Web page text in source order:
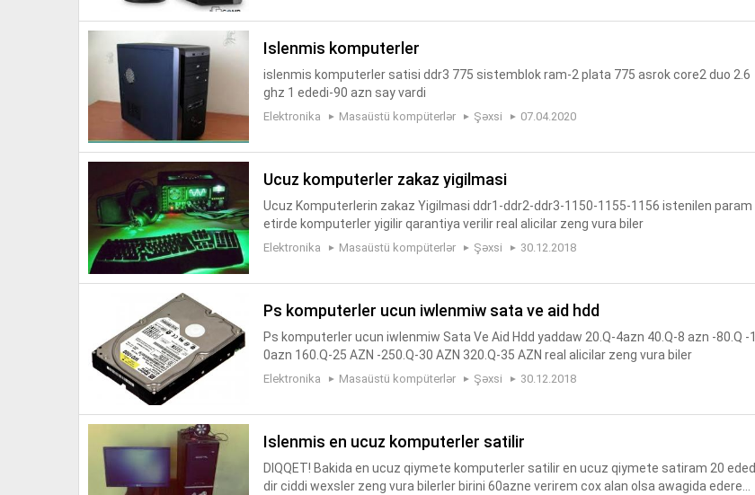
islenmis komputerler
islenmis komputerler satisi ddr3 775 sistemblok ram-2 plata 775 asrok core2 duo 2.6
ghz 1 ededi-90 azn say vardi
Elektronika Masaüstü kompüterlər Şəxsi 07.04.2020
ucuz komputerler zakaz yigilmasi
Ucuz Komputerlerin zakaz Yigilmasi ddr1-ddr2-ddr3-1150-1155-1156 istenilen param
etirde komputerler yigilir qarantiya verilir real alicilar zeng vura biler
Elektronika Masaüstü kompüterlər Şəxsi 30.12.2018
ps komputerler ucun iwlenmiw sata ve aid hdd
Ps komputerler ucun iwlenmiw Sata Ve Aid Hdd yaddaw 20.Q-4azn 40.Q-8 azn -80.Q -1
0azn 160.Q-25 AZN -250.Q-30 AZN 320.Q-35 AZN real alicilar zeng vura biler
Elektronika Masaüstü kompüterlər Şəxsi 30.12.2018
islenmis en ucuz komputerler satilir
DIQQET! Bakida en ucuz qiymete komputerler satilir en ucuz qiymete satiram 20 eded
dir ciddi wexsler zeng vura bilerler birini 60azne verirem cox alan olsa awagida ederem